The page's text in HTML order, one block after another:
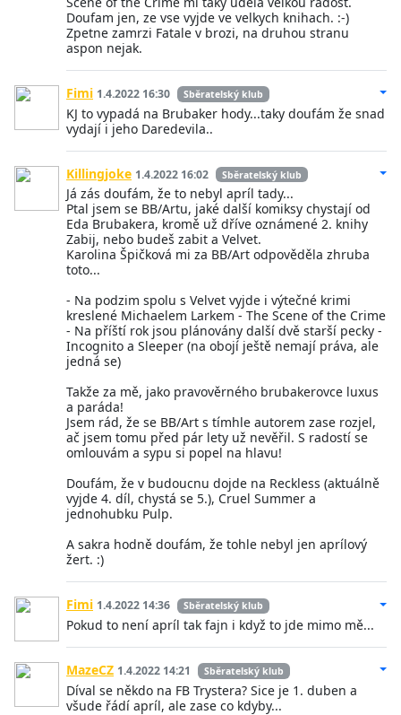
Doufam jen, ze vse vyjde ve velkych knihach. :-)
Zpetne zamrzi Fatale v brozi, na druhou stranu
aspon nejak.
Fimi 1.4.2022 16:30 Sběratelský klub
KJ to vypadá na Brubaker hody...taky doufám že snad
vydají i jeho Daredevila..
Killingjoke 1.4.2022 16:02 Sběratelský klub
Já zás doufám, že to nebyl apríl tady...
Ptal jsem se BB/Artu, jaké další komiksy chystají od
Eda Brubakera, kromě už dříve oznámené 2. knihy
Zabij, nebo budeš zabit a Velvet.
Karolina Špičková mi za BB/Art odpověděla zhruba
toto...
- Na podzim spolu s Velvet vyjde i výtečné krimi
kreslené Michaelem Larkem - The Scene of the Crime
- Na příští rok jsou plánovány další dvě starší pecky -
Incognito a Sleeper (na obojí ještě nemají práva, ale
jedná se)
Takže za mě, jako pravověrného brubakerovce luxus
a paráda!
Jsem rád, že se BB/Art s tímhle autorem zase rozjel,
ač jsem tomu před pár lety už nevěřil. S radostí se
omlouvám a sypu si popel na hlavu!
Doufám, že v budoucnu dojde na Reckless (aktuálně
vyjde 4. díl, chystá se 5.), Cruel Summer a
jednohubku Pulp.
A sakra hodně doufám, že tohle nebyl jen aprílový
žert. :)
Fimi 1.4.2022 14:36 Sběratelský klub
Pokud to není apríl tak fajn i když to jde mimo mě...
MazeCZ 1.4.2022 14:21 Sběratelský klub
Díval se někdo na FB Trystera? Sice je 1. duben a
všude řádí apríl, ale zase co kdyby...